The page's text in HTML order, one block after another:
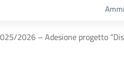
2026 – Adesione progetto